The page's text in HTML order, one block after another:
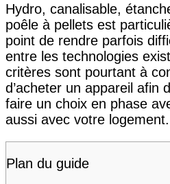
Hydro, canalisable,
poêle à pellets est
point de rendre parfois
entre les technologies
critères sont pourtant à
d’acheter un appareil afin
faire un choix en phase
aussi avec votre logement.
Plan du guide